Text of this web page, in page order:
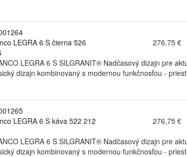
LEGRA 6 S čierna 526
276,75 €
LEGRA 6 S SILGRANIT® Nadčasový dizajn pre
dizajn kombinovaný s modernou funkčnosťou -
LEGRA 6 S káva 522 212
276,75 €
LEGRA 6 S SILGRANIT® Nadčasový dizajn pre
dizajn kombinovaný s modernou funkčnosťou -